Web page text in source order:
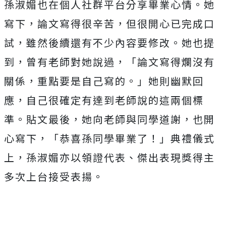
孫淑媚也在個人社群平台分享畢業心情。她
寫下，論文寫得很辛苦，但很開心已完成口
試，雖然後續還有不少內容要修改。她也提
到，曾有老師對她說過，「論文寫得爛沒有
關係，重點要是自己寫的。」她則幽默回
應，自己很確定有達到老師說的這兩個標
準。貼文最後，她向老師與同學道謝，也開
心寫下，「恭喜孫同學畢業了！」典禮儀式
上，孫淑媚亦以領證代表、傑出表現獎得主
多次上台接受表揚。